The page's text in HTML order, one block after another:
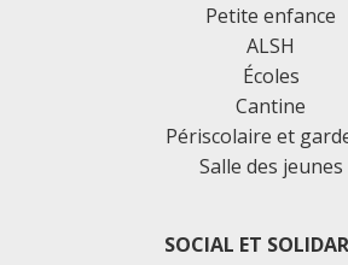
Petite enfance
ALSH
Écoles
Cantine
Périscolaire et
Salle des jeunes
SOCIAL ET